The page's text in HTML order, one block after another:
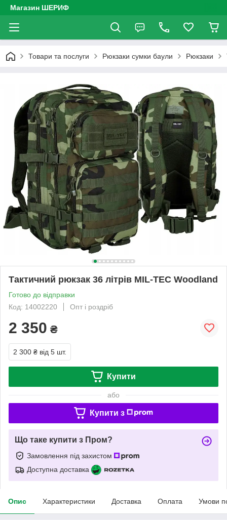
Магазин ШЕРИФ
Товари та послуги Рюкзаки сумки баули Рюкзаки
Тактичний рюкзак 36 літрів MIL-TEC Woodland
Готово до відправки
Код: 14002220
Опт і роздріб
2 350 ₴
2 300 ₴ від 5 шт.
Купити
або
Купити з
Що таке купити з Пром?
Замовлення під захистом
Доступна доставка
Опис Характеристики Доставка Оплата Умови